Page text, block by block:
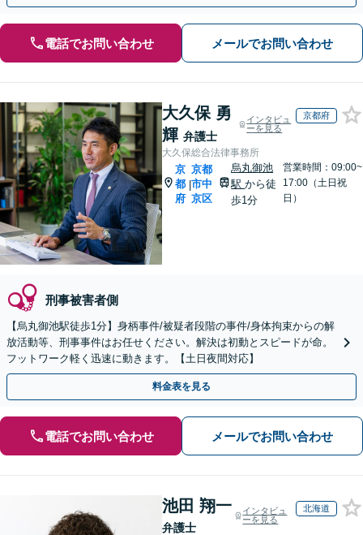
電話でお問い合わせ メールでお問い合わせ
大久保 勇
輝 弁護士
インタビュ
ーを見る
京都府
大久保総合法律事務所
京
都
府
|
京都
市中
京区
烏丸御池
駅から徒
歩1分
営業時間：09:00~
17:00（土日祝
日）
刑事被害者側
【烏丸御池駅徒歩1分】身柄事件/被疑者段階の事件/身体拘束からの解
放活動等、刑事事件はお任せください。解決は初動とスピードが命。
フットワーク軽く迅速に動きます。【土日夜間対応】
料金表を見る
電話でお問い合わせ メールでお問い合わせ
池田 翔一
弁護士
インタビュ
ーを見る
北海道